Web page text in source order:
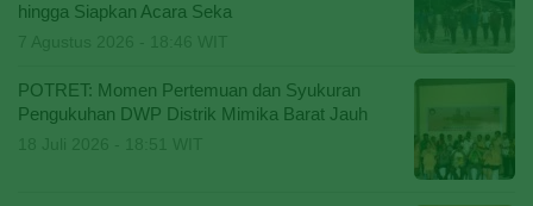
hingga Siapkan Acara Seka
POTRET: Momen Pertemuan dan Syukuran
Pengukuhan DWP Distrik Mimika Barat Jauh